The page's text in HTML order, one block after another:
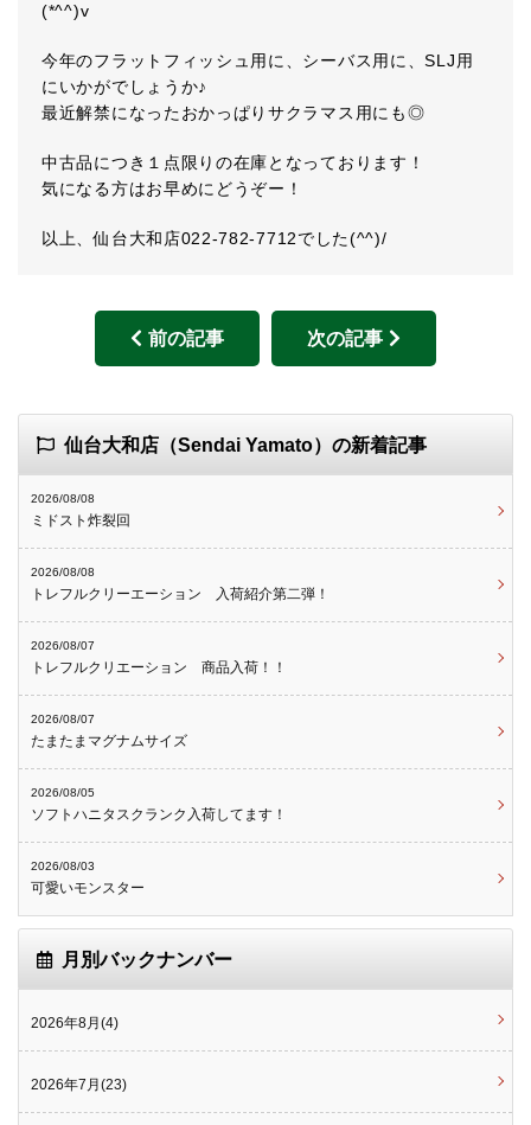
(*^^)v
今年のフラットフィッシュ用に、シーバス用に、SLJ用
にいかがでしょうか♪
最近解禁になったおかっぱりサクラマス用にも◎
中古品につき１点限りの在庫となっております！
気になる方はお早めにどうぞー！
以上、仙台大和店022-782-7712でした(^^)/
前の記事 次の記事
仙台大和店（Sendai Yamato）の新着記事
2026/08/08
ミドスト炸裂回
2026/08/08
トレフルクリーエーション 入荷紹介第二弾！
2026/08/07
トレフルクリエーション 商品入荷！！
2026/08/07
たまたまマグナムサイズ
2026/08/05
ソフトハニタスクランク入荷してます！
2026/08/03
可愛いモンスター
月別バックナンバー
2026年8月(4)
2026年7月(23)